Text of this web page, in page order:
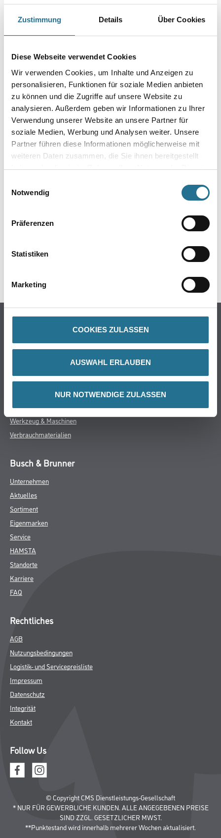
Zustimmung Details Über Cookies
Diese Webseite verwendet Cookies
Wir verwenden Cookies, um Inhalte und Anzeigen zu
personalisieren, Funktionen für soziale Medien anbieten
zu können und die Zugriffe auf unsere Website zu
analysieren. Außerdem geben wir Informationen zu Ihrer
Verwendung unserer Website an unsere Partner für
soziale Medien, Werbung und Analysen weiter. Unsere
Partner führen diese Informationen möglicherweise mit
weiteren Daten zusammen, die Sie ihnen bereitgestellt
haben oder die sie im Rahmen Ihrer Nutzung der Dienste
Notwendig
Präferenzen
Statistiken
Marketing
COOKIES ZULASSEN
AUSWAHL ERLAUBEN
NUR NOTWENDIGE ZULASSEN
PRODUKTEIGENSCHAFTEN
Die optimalen Verarbeitungsbedingungen liegen zwischen 15 – 25
Verarbeitungszeit
- Überlackierbar nach ca. 4 h
- Schleifbar nach ca. 4 h
- Begehbar nach ca. 8 h
Verbrauch
8 - 10 m²/l
GEFAHRENHINWEISE
DATENBLÄTTER
Online-Shop
WDV-Systeme
Putze- und Spachtelmassen
Wand- & Deckenbeläge
Werkzeug & Maschinen
Verbrauchmaterialien
Busch & Brunner
Unternehmen
Aktuelles
Sortiment
Eigenmarken
Service
HAMSTA
Standorte
Karriere
FAQ
Rechtliches
AGB
Nutzungsbedingungen
Logistik- und Servicepreisliste
Impressum
Datenschutz
Integrität
Kontakt
Follow Us
© Copyright CMS Dienstleistungs-Gesellschaft
* NUR FÜR GEWERBLICHE KUNDEN. ALLE ANGEGEBENEN PREISE
SIND ZZGL. GESETZLICHER MWST.
**Punktestand wird innerhalb mehrerer Wochen aktualisiert.